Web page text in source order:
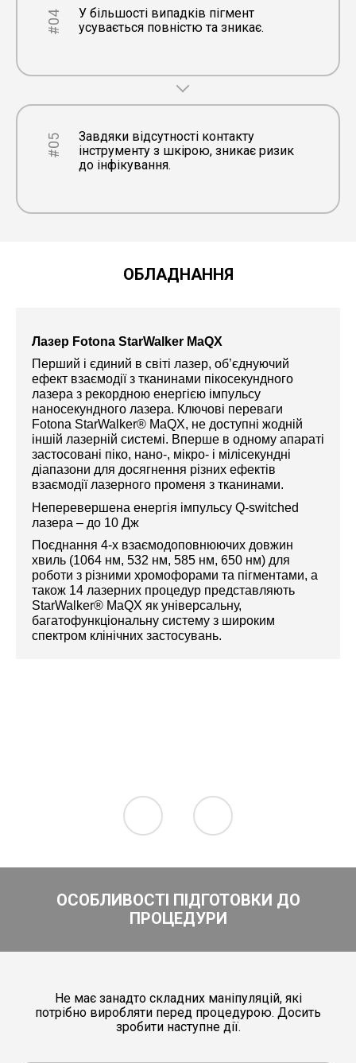
#04
У більшості випадків пігмент
усувається повністю та зникає.
#05
Завдяки відсутності контакту
інструменту з шкірою, зникає ризик
до інфікування.
ОБЛАДНАННЯ
Лазер Fotona StarWalker MaQX
Перший і єдиний в світі лазер, об’єднуючий
ефект взаємодії з тканинами пікосекундного
лазера з рекордною енергією імпульсу
наносекундного лазера. Ключові переваги
Fotona StarWalker® MaQX, не доступні жодній
іншій лазерній системі. Вперше в одному апараті
застосовані піко, нано-, мікро- і мілісекундні
діапазони для досягнення різних ефектів
взаємодії лазерного променя з тканинами.
Неперевершена енергія імпульсу Q-switched
лазера – до 10 Дж
Поєднання 4-х взаємодоповнюючих довжин
хвиль (1064 нм, 532 нм, 585 нм, 650 нм) для
роботи з різними хромофорами та пігментами, а
також 14 лазерних процедур представляють
StarWalker® MaQX як універсальну,
багатофункціональну систему з широким
спектром клінічних застосувань.
ОСОБЛИВОСТІ ПІДГОТОВКИ ДО
ПРОЦЕДУРИ
Не має занадто складних маніпуляцій, які
потрібно виробляти перед процедурою. Досить
зробити наступне дії.